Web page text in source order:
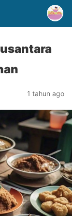
1 tahun ago